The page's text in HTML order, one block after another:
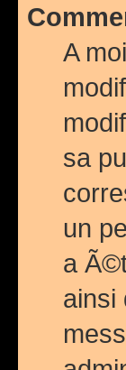
A
sa
un
a
ainsi